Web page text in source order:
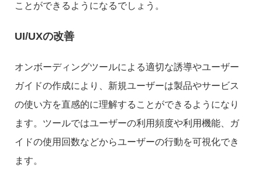
ことができるようになるでしょう。
UI/UXの改善
オンボーディングツールによる適切な誘導やユーザー
ガイドの作成により、新規ユーザーは製品やサービス
の使い方を直感的に理解することができるようになり
ます。ツールではユーザーの利用頻度や利用機能、ガ
イドの使用回数などからユーザーの行動を可視化でき
ます。